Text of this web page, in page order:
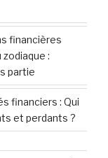
financières
:
partie
financiers : Qui
et perdants ?